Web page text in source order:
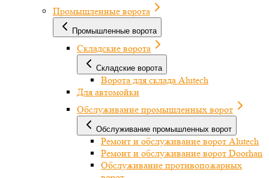
Промышленные ворота
Промышленные ворота
Складские ворота
Складские ворота
Ворота для склада Alutech
Для автомойки
Обслуживание промышленных ворот
Обслуживание промышленных ворот
Ремонт и обслуживание ворот Alutech
Ремонт и обслуживание ворот Doorhan
Обслуживание противопожарных